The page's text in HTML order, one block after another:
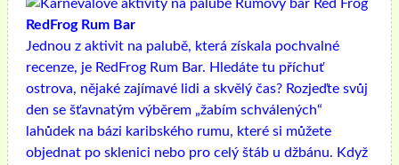
RedFrog Rum Bar
Jednou z aktivit na palubě, která získala pochvalné
recenze, je RedFrog Rum Bar. Hledáte tu příchuť
ostrova, nějaké zajímavé lidi a skvělý čas? Rozjeďte svůj
den se šťavnatým výběrem „žabím schválených“
lahůdek na bázi karibského rumu, které si můžete
objednat po sklenici nebo pro celý štáb u džbánu. Když